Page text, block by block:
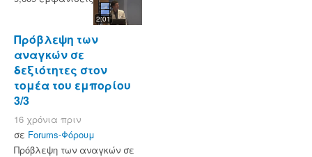
2:01
Πρόβλεψη των
αναγκών σε
δεξιότητες στον
τομέα του εμπορίου
3/3
16 χρόνια πριν
σε Forums-Φόρουμ
Πρόβλεψη των αναγκών σε